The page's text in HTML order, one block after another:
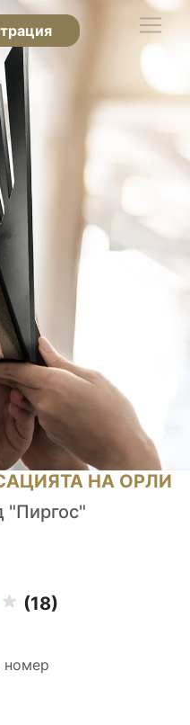
НА ОРЛИ
"Пиргос"
(18)
номер